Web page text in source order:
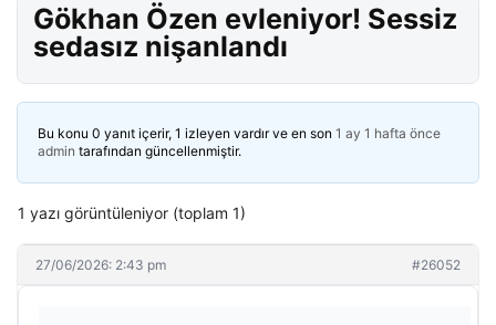
Gökhan Özen evleniyor! Sessiz
sedasız nişanlandı
Bu konu 0 yanıt içerir, 1 izleyen vardır ve en son 1 ay 1 hafta önce
admin tarafından güncellenmiştir.
1 yazı görüntüleniyor (toplam 1)
27/06/2026: 2:43 pm #26052